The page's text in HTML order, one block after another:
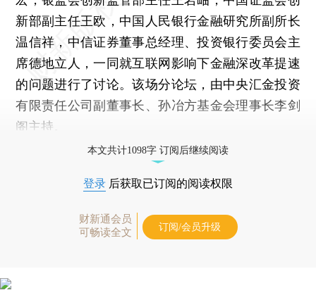
新部副主任王欧，中国人民银行金融研究所副所长
温信祥，中信证券董事总经理、投资银行委员会主
席德地立人，一同就互联网影响下金融深改革提速
的问题进行了讨论。该场分论坛，由中央汇金投资
有限责任公司副董事长、孙冶方基金会理事长李剑
阁主持。
本文共计1098字 订阅后继续阅读
登录 后获取已订阅的阅读权限
财新通会员
可畅读全文
订阅/会员升级